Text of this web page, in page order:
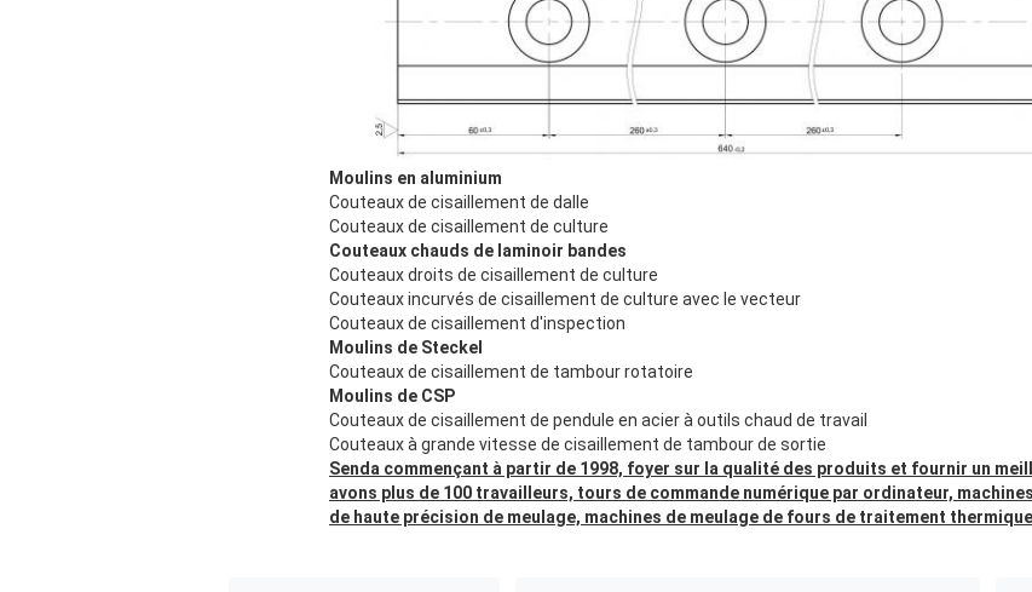
Moulins en aluminium
Couteaux de cisaillement de dalle
Couteaux de cisaillement de culture
Couteaux chauds de laminoir bandes
Couteaux droits de cisaillement de culture
Couteaux incurvés de cisaillement de culture avec le vecteur
Couteaux de cisaillement d'inspection
Moulins de Steckel
Couteaux de cisaillement de tambour rotatoire
Moulins de CSP
Couteaux de cisaillement de pendule en acier à outils chaud de travail
Couteaux à grande vitesse de cisaillement de tambour de sortie
Senda commençant à partir de 1998, foyer sur la qualité des produits et fournir un
avons plus de 100 travailleurs, tours de commande numérique par ordinateur,
de haute précision de meulage, machines de meulage de fours de traitement